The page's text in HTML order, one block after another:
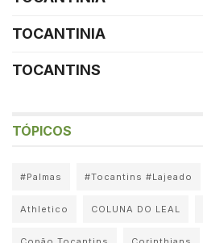
TOCANTINIA
TOCANTINS
TÓPICOS
#Palmas #Tocantins #Lajeado
Athletico COLUNA DO LEAL